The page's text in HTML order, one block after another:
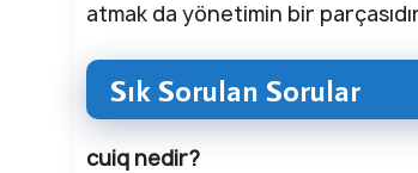
atmak da yönetimin bir
Sık Sorulan Sorular
cuiq nedir?